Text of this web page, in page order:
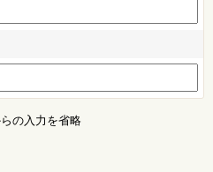
の入力を省略